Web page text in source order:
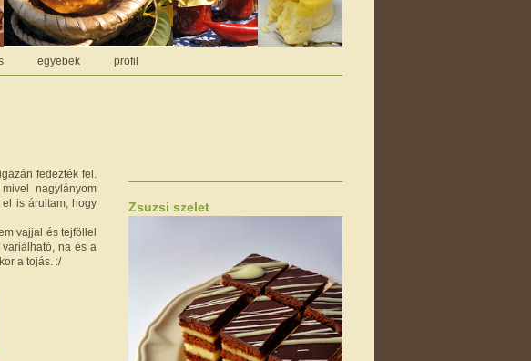
egyebek profil
fedezték fel.
nagylányom
is árultam, hogy
vajjal és tejföllel
na és a
a tojás. :/
Zsuzsi szelet